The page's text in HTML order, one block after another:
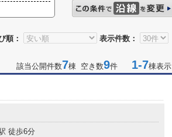
順： 表示件数：
該当公開件数7棟 空き数9件 1-7棟表示
徒歩6分